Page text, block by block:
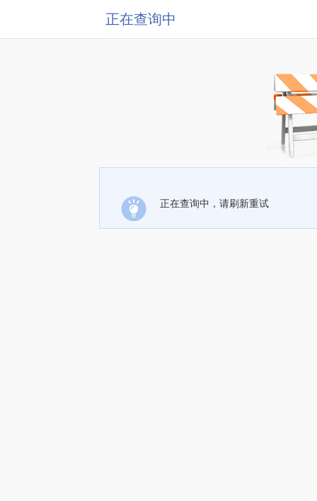
正在查询中
正在查询中，请刷新重试